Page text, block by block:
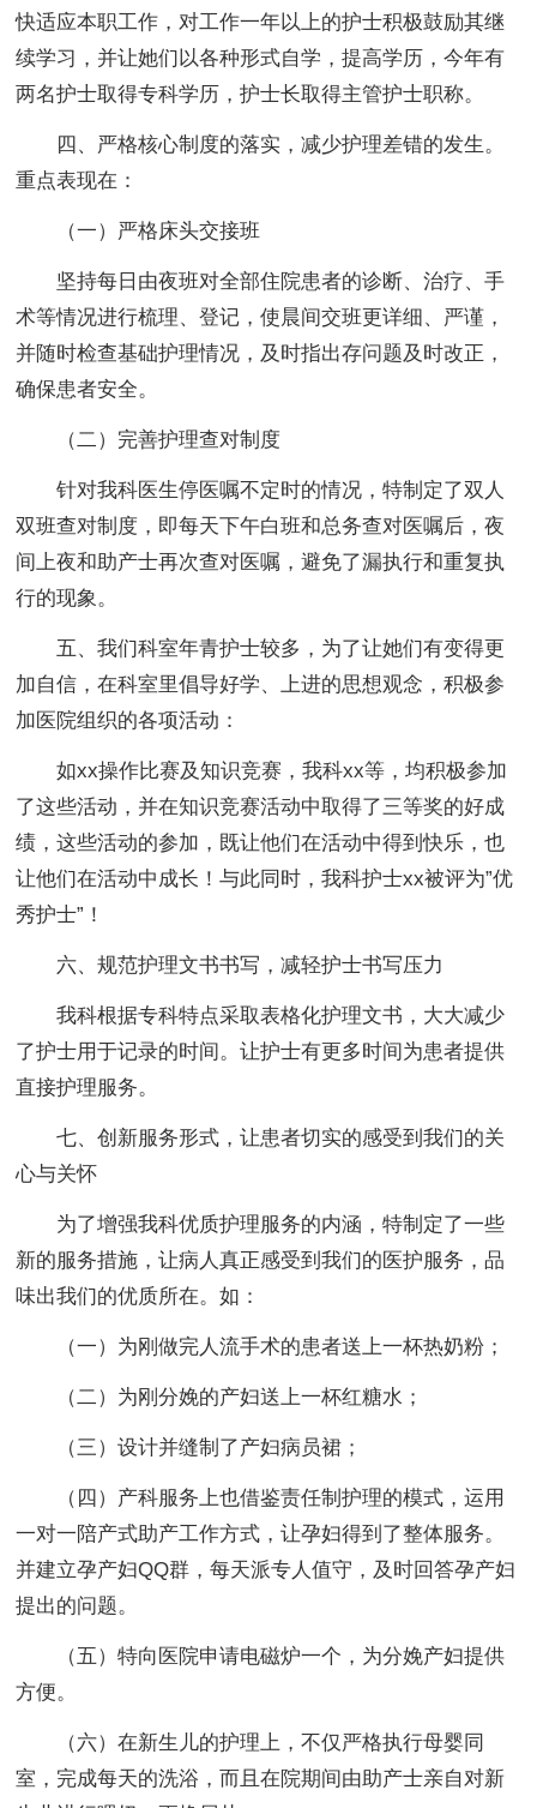
快适应本职工作，对工作一年以上的护士积极鼓励其继
续学习，并让她们以各种形式自学，提高学历，今年有
两名护士取得专科学历，护士长取得主管护士职称。
四、严格核心制度的落实，减少护理差错的发生。
重点表现在：
（一）严格床头交接班
坚持每日由夜班对全部住院患者的诊断、治疗、手
术等情况进行梳理、登记，使晨间交班更详细、严谨，
并随时检查基础护理情况，及时指出存问题及时改正，
确保患者安全。
（二）完善护理查对制度
针对我科医生停医嘱不定时的情况，特制定了双人
双班查对制度，即每天下午白班和总务查对医嘱后，夜
间上夜和助产士再次查对医嘱，避免了漏执行和重复执
行的现象。
五、我们科室年青护士较多，为了让她们有变得更
加自信，在科室里倡导好学、上进的思想观念，积极参
加医院组织的各项活动：
如xx操作比赛及知识竞赛，我科xx等，均积极参加
了这些活动，并在知识竞赛活动中取得了三等奖的好成
绩，这些活动的参加，既让他们在活动中得到快乐，也
让他们在活动中成长！与此同时，我科护士xx被评为”优
秀护士”！
六、规范护理文书书写，减轻护士书写压力
我科根据专科特点采取表格化护理文书，大大减少
了护士用于记录的时间。让护士有更多时间为患者提供
直接护理服务。
七、创新服务形式，让患者切实的感受到我们的关
心与关怀
为了增强我科优质护理服务的内涵，特制定了一些
新的服务措施，让病人真正感受到我们的医护服务，品
味出我们的优质所在。如：
（一）为刚做完人流手术的患者送上一杯热奶粉；
（二）为刚分娩的产妇送上一杯红糖水；
（三）设计并缝制了产妇病员裙；
（四）产科服务上也借鉴责任制护理的模式，运用
一对一陪产式助产工作方式，让孕妇得到了整体服务。
并建立孕产妇QQ群，每天派专人值守，及时回答孕产妇
提出的问题。
（五）特向医院申请电磁炉一个，为分娩产妇提供
方便。
（六）在新生儿的护理上，不仅严格执行母婴同
室，完成每天的洗浴，而且在院期间由助产士亲自对新